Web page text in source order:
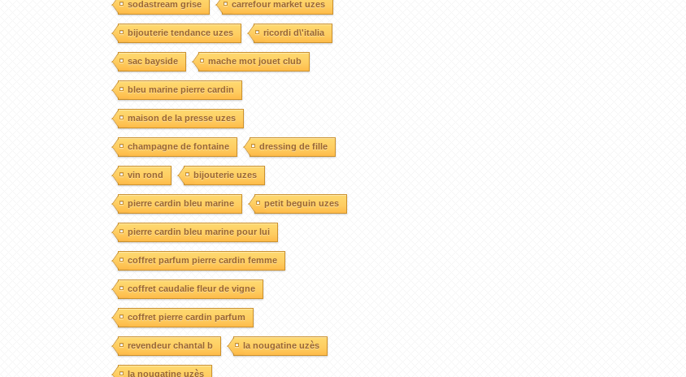
sodastream grise carrefour market uzes
bijouterie tendance uzes ricordi d\'italia
sac bayside mache mot jouet club
bleu marine pierre cardin
maison de la presse uzes
champagne de fontaine dressing de fille
vin rond bijouterie uzes
pierre cardin bleu marine petit beguin uzes
pierre cardin bleu marine pour lui
coffret parfum pierre cardin femme
coffret caudalie fleur de vigne
coffret pierre cardin parfum
revendeur chantal b la nougatine uzès
la nougatine uzès